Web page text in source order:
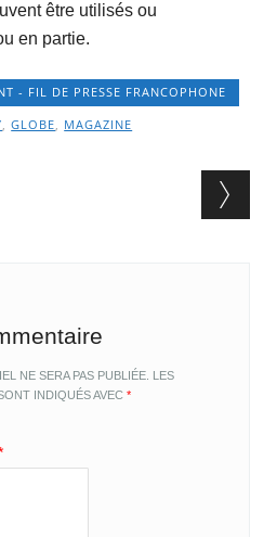
être utilisés ou
en partie.
- FIL DE PRESSE FRANCOPHONE
,GLOBE, MAGAZINE
NE SERA PAS PUBLIÉE. LES
INDIQUÉS AVEC*